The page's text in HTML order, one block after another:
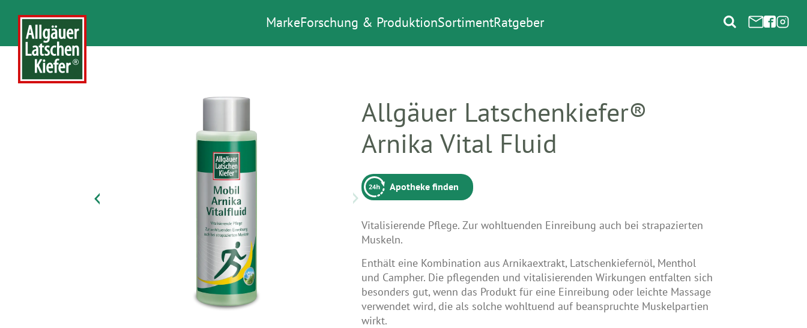
MarkeForschung & ProduktionSortimentRatgeber
Allgäuer Latschenkiefer®
Arnika Vital Fluid
Apotheke finden
Vitalisierende Pflege. Zur wohltuenden Einreibung auch bei strapazierten
Muskeln.
Enthält eine Kombination aus Arnikaextrakt, Latschenkiefernöl, Menthol
und Campher. Die pflegenden und vitalisierenden Wirkungen entfalten sich
besonders gut, wenn das Produkt für eine Einreibung oder leichte Massage
verwendet wird, die als solche wohltuend auf beanspruchte Muskelpartien
wirkt.